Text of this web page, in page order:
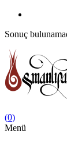
Sonuç
(0)
Menü